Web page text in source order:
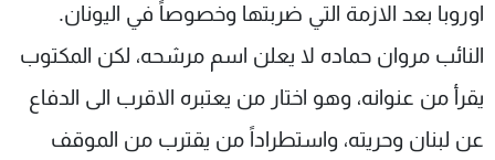
اوروبا بعد الازمة التي ضربتها وخصوصاً في اليونان.
النائب مروان حماده لا يعلن اسم مرشحه، لكن المكتوب
يقرأ من عنوانه، وهو اختار من يعتبره الاقرب الى الدفاع
عن لبنان وحريته، واستطراداً من يقترب من الموقف